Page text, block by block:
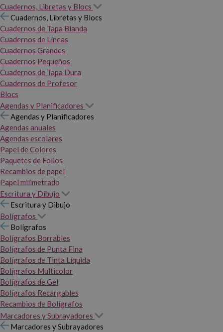
Cuadernos, Libretas y Blocs
Cuadernos, Libretas y Blocs
Cuadernos de Tapa Blanda
Cuadernos de Líneas
Cuadernos Grandes
Cuadernos Pequeños
Cuadernos de Tapa Dura
Cuadernos de Profesor
Blocs
Agendas y Planificadores
Agendas y Planificadores
Agendas anuales
Agendas escolares
Papel de Colores
Paquetes de Folios
Recambios de papel
Papel milimetrado
Escritura y Dibujo
Escritura y Dibujo
Bolígrafos
Bolígrafos
Bolígrafos Borrables
Bolígrafos de Punta Fina
Bolígrafos de Tinta Líquida
Bolígrafos Multicolor
Bolígrafos de Gel
Bolígrafos Recargables
Recambios de Bolígrafos
Marcadores y Subrayadores
Marcadores y Subrayadores